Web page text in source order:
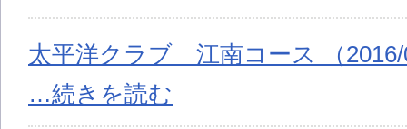
太平洋クラブ 江南コース （2016/
…続きを読む